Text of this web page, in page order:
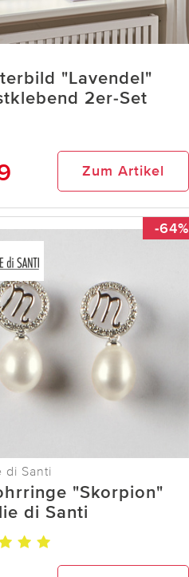
"Lavendel"
2er-Set
Zum Artikel
-64%
di Santi
"Skorpion"
di Santi